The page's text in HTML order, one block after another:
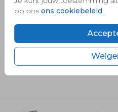
op ons ons cookiebeleid